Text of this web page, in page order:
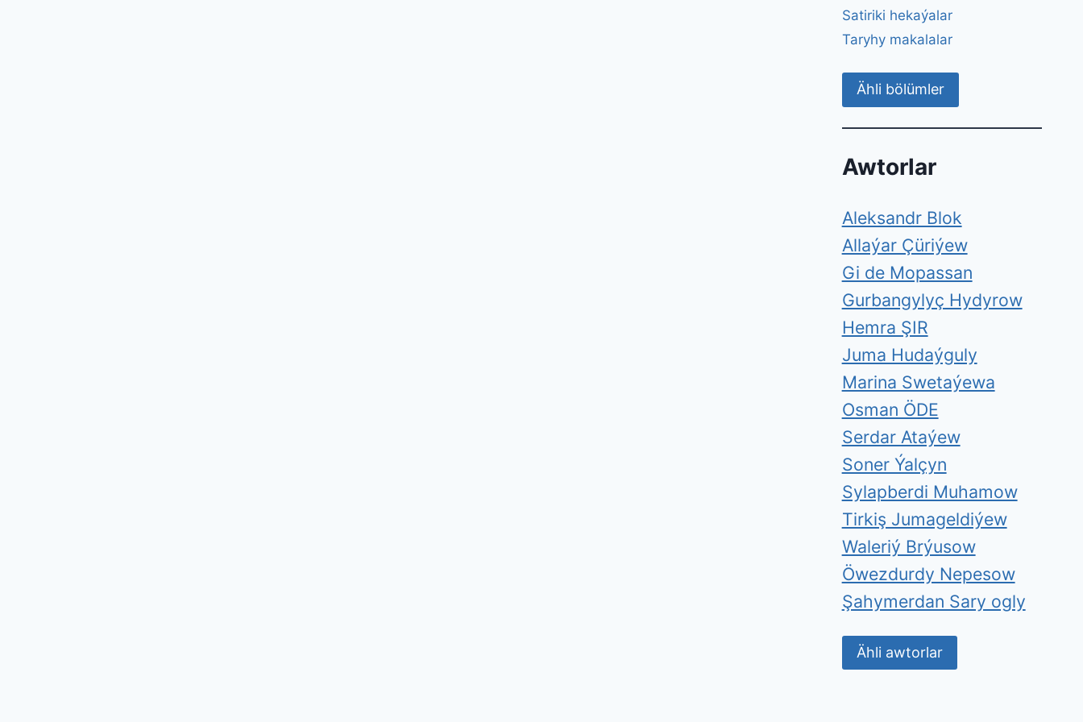
Satiriki hekaýalar
Taryhy makalalar
Ähli bölümler
Awtorlar
Aleksandr Blok
Allaýar Çüriýew
Gi de Mopassan
Gurbangylyç Hydyrow
Hemra ŞIR
Juma Hudaýguly
Marina Swetaýewa
Osman ÖDE
Serdar Ataýew
Soner Ýalçyn
Sylapberdi Muhamow
Tirkiş Jumageldiýew
Waleriý Brýusow
Öwezdurdy Nepesow
Şahymerdan Sary ogly
Ähli awtorlar